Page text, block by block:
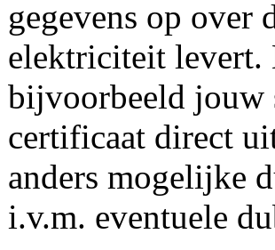
gegevens op over
elektriciteit levert.
bijvoorbeeld jouw
certificaat direct
anders mogelijke
i.v.m. eventuele